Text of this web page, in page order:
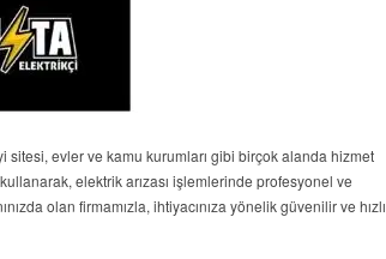
sitesi, evler ve kamu kurumları gibi birçok alanda hizmet
elektrik arızası işlemlerinde profesyonel ve
olan firmamızla, ihtiyacınıza yönelik güvenilir ve hızlı